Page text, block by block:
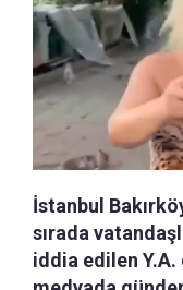
İstanbul
sırada
iddia edilen Y.A.